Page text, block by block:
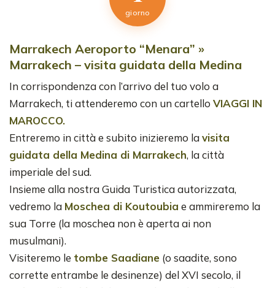
giorno
Marrakech Aeroporto “Menara” »
Marrakech – visita guidata della Medina
In corrispondenza con l’arrivo del tuo volo a
Marrakech, ti attenderemo con un cartello VIAGGI IN
MAROCCO.
Entreremo in città e subito inizieremo lavisita
guidata della Medina di Marrakech, la città
imperiale del sud.
Insieme alla nostra Guida Turistica autorizzata,
vedremo la Moschea di Koutoubia e ammireremo la
sua Torre (la moschea non è aperta ai non
musulmani).
Visiteremo le tombe Saadiane (o saadite, sono
corrette entrambe le desinenze) del XVI secolo, il